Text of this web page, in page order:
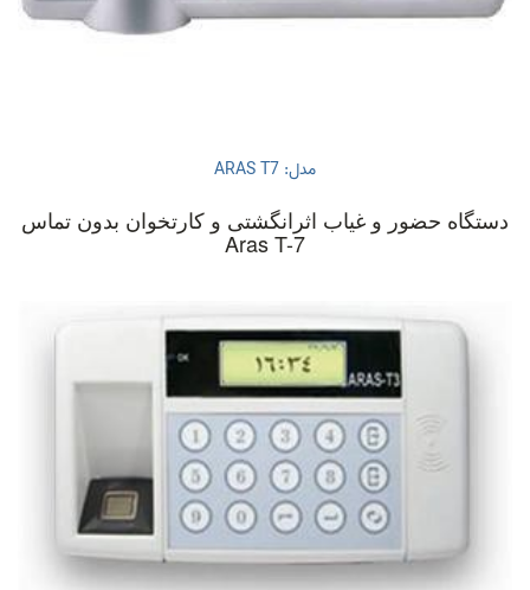
مدل: ARAS T7
دستگاه حضور و غیاب اثرانگشتی و کارتخوان بدون تماس
Aras T-7